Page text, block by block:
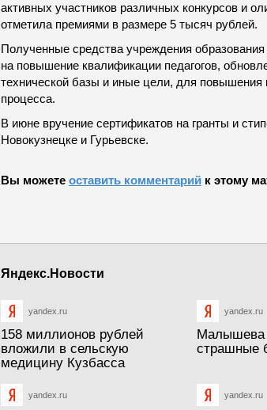
активных участников различных конкурсов и
отметила премиями в размере 5 тысяч рублей.
Полученные средства учреждения образования
на повышение квалификации педагогов,
технической базы и иные цели, для повышения
процесса.
В июне вручение сертификатов на гранты и
Новокузнецке и Гурьевске.
Вы можете оставить комментарий к этому
Яндекс.Новости
yandex.ru
158 миллионов рублей
вложили в сельскую
медицину Кузбасса
yandex.ru
Малышева
страшные
yandex.ru yandex.ru